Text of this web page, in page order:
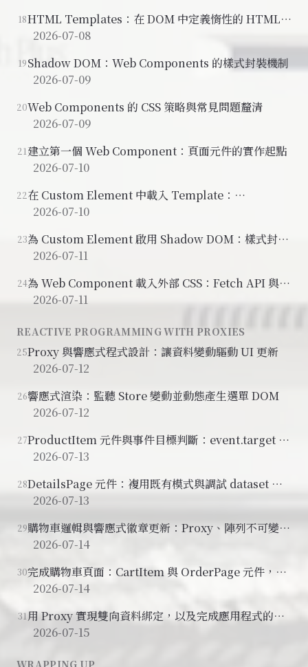
18HTML Templates：在 DOM 中定義惰性的 HTML
片段
2026-07-08
19Shadow DOM：Web Components 的樣式封裝機制
2026-07-09
20Web Components 的 CSS 策略與常見問題釐清
2026-07-09
21 建立第一個 Web Component：頁面元件的實作起點
2026-07-10
22在 Custom Element 中載入 Template：
connectedCallback 與 Shadow DOM 的必要性
2026-07-10
23為 Custom Element 啟用 Shadow DOM：樣式封裝
的實際效果
2026-07-11
24為 Web Component 載入外部 CSS：Fetch API 與效
能優化
2026-07-11
REACTIVE PROGRAMMING WITH PROXIES
25Proxy 與響應式程式設計：讓資料變動驅動 UI 更新
2026-07-12
26響應式渲染：監聽 Store 變動並動態產生選單 DOM
2026-07-12
27ProductItem 元件與事件目標判斷：event.target 與
event.currentTarget
2026-07-13
28DetailsPage 元件：複用既有模式與調試 dataset 命
名
2026-07-13
29購物車邏輯與響應式徽章更新：Proxy、陣列不可變性
與全域事件
2026-07-14
30完成購物車頁面：CartItem 與 OrderPage 元件，以
及元件註冊的關鍵機制
2026-07-14
31用 Proxy 實現雙向資料綁定，以及完成應用程式的最
後修正
2026-07-15
WRAPPING UP